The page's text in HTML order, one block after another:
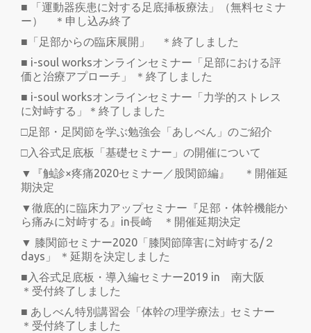
■ 「運動器疾患に対する足底挿板療法」（無料セミナ
ー） ＊申し込み終了
■「足部からの臨床展開」 ＊終了しました
■ i-soul worksオンラインセミナー「足部における評
価と治療アプローチ」 ＊終了しました
■ i-soul worksオンラインセミナー「力学的ストレス
に対峙する」＊終了しました
□足部・足関節を学ぶ勉強会「あしべん」のご紹介
□入谷式足底板「基礎セミナー」の開催について
▼『触診×疼痛2020セミナー／股関節編』 ＊開催延
期決定
▼徹底的に臨床力アップセミナー『足部・体幹機能か
ら痛みに対峙する』in長崎 ＊開催延期決定
▼ 膝関節セミナー2020「膝関節障害に対峙する/２
days」 ＊延期を決定しました
■入谷式足底板・導入編セミナー2019 in 南大阪
＊受付終了しました
■ あしべん特別講習会「体幹の理学療法」セミナー
＊受付終了しました